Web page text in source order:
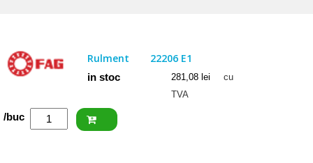
Rulment 22206 E1
in stoc 281,08 lei
cu
TVA
Cantitate
/buc